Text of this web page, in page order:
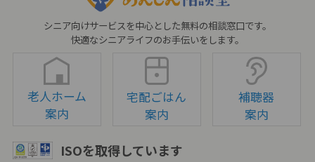
シニア向けサービスを中心とした無料の相談窓口です。
快適なシニアライフのお手伝いをします。
老人ホーム
案内
宅配ごはん
案内
補聴器
案内
ISOを取得しています